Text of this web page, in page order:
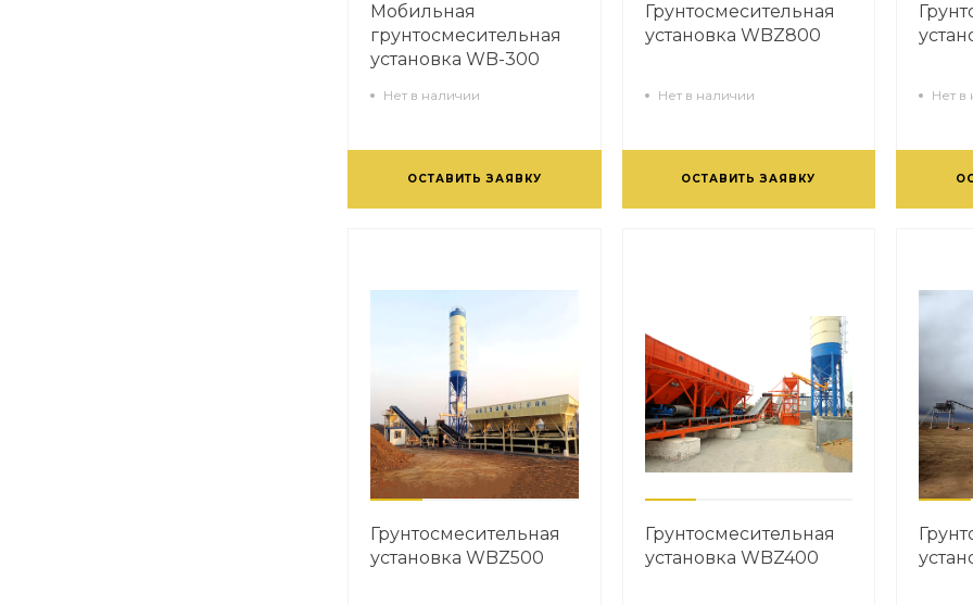
Мобильная
грунтосмесительная
установка WB-300
Нет в наличии
ОСТАВИТЬ ЗАЯВКУ
Грунтосмесительная
установка WBZ800
Нет в наличии
ОСТАВИТЬ ЗАЯВКУ
Нет в
Грунтосмесительная
установка WBZ500
Грунтосмесительная
установка WBZ400